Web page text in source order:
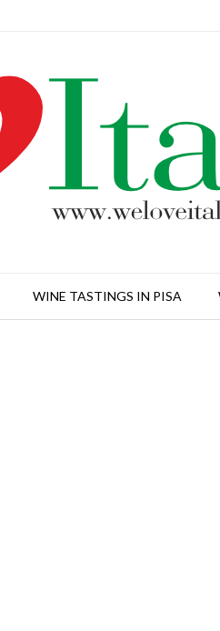
WINE TASTINGS IN PISA